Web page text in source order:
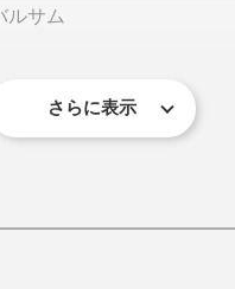
ブレンドされているので、
使うシーンをすんなりイメ
」。普段、寝つくまでに
れを香らせたら10分くら
ルサム
のみにご使用ください。
さらに表示